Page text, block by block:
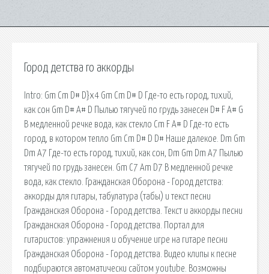
Город детства го аккорды
Intro: Gm Cm D# D}x4 Gm Cm D# D Где-то есть город, тихий,
как сон Gm D# A# D Пылью тягучей по грудь занесен D# F A# G
В медленной речке вода, как стекло Cm F A# D Где-то есть
город, в котором тепло Gm Cm D# D D# Наше далекое. Dm Gm
Dm A7 Где-то есть город, тихий, как сон, Dm Gm Dm A7 Пылью
тягучей по грудь занесен. Gm C7 Am D7 В медленной речке
вода, как стекло. Гражданская Оборона - Город детства:
аккорды для гитары, табулатура (табы) и текст песни
Гражданская Оборона - Город детства. Текст и аккорды песни
Гражданская Оборона - Город детства. Портал для
гитаристов: упражнения и обучение игре на гитаре песни
Гражданская Оборона - Город детства. Видео клипы к песне
подбираются автоматически сайтом youtube. Возможны